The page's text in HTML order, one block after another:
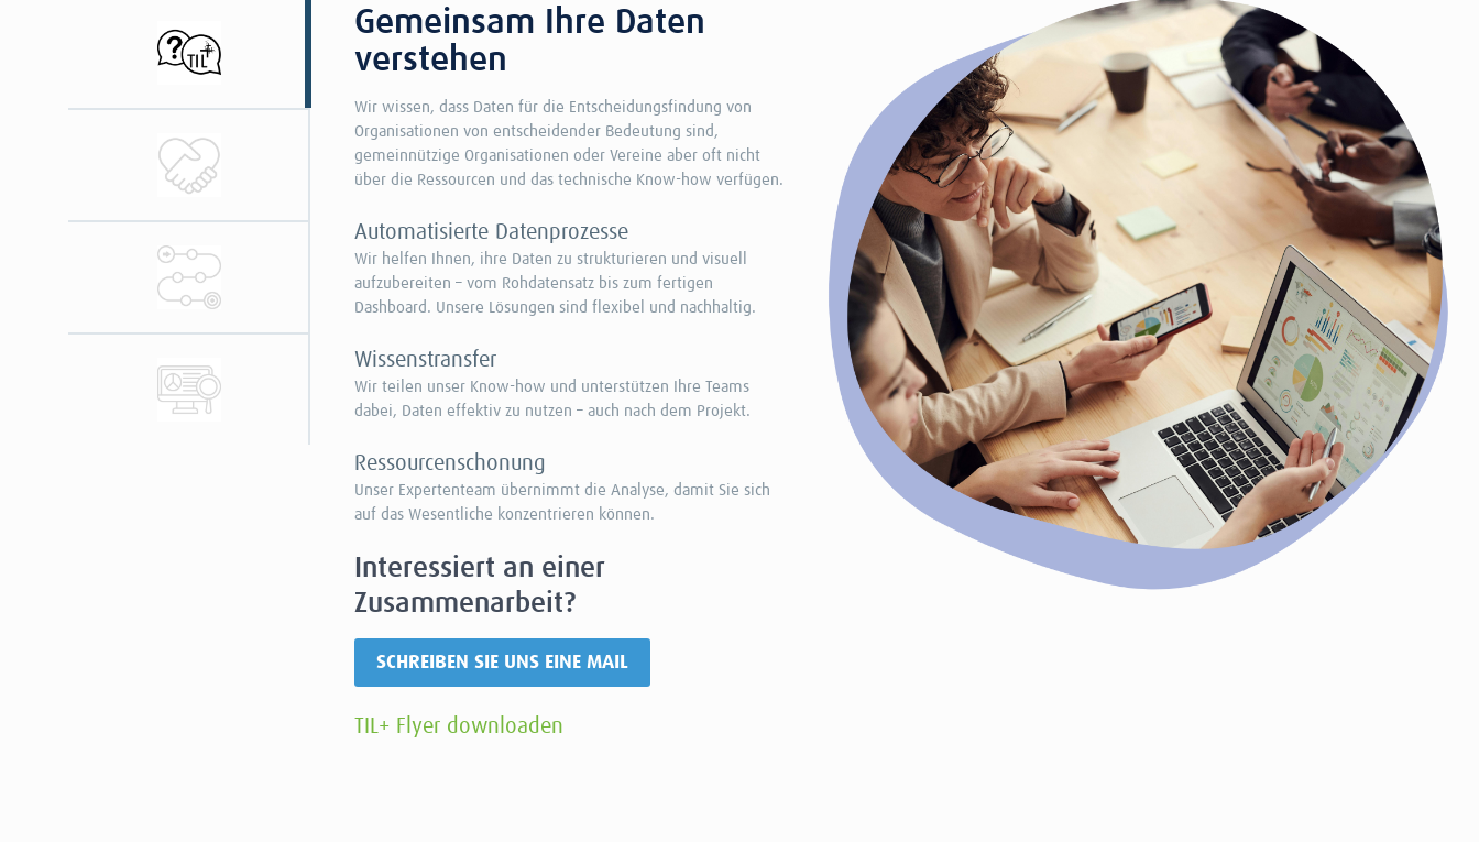
Gemeinsam Ihre Daten
verstehen
Wir wissen, dass Daten für die Entscheidungsfindung von
Organisationen von entscheidender Bedeutung sind,
gemeinnützige Organisationen oder Vereine aber oft nicht
über die Ressourcen und das technische Know-how verfügen.
Automatisierte Datenprozesse
Wir helfen Ihnen, ihre Daten zu strukturieren und visuell
aufzubereiten – vom Rohdatensatz bis zum fertigen
Dashboard. Unsere Lösungen sind flexibel und nachhaltig.
Wissenstransfer
Wir teilen unser Know-how und unterstützen Ihre Teams
dabei, Daten effektiv zu nutzen – auch nach dem Projekt.
Ressourcenschonung
Unser Expertenteam übernimmt die Analyse, damit Sie sich
auf das Wesentliche konzentrieren können.
Interessiert an einer
Zusammenarbeit?
SCHREIBEN SIE UNS EINE MAIL
TIL+ Flyer downloaden